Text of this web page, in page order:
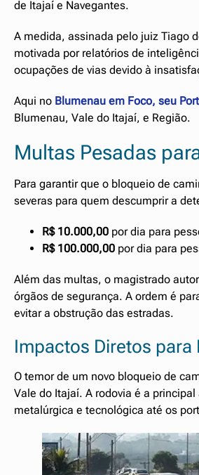
de Itajaí e Navegantes.
A medida, assinada pelo juiz Tiago
motivada por relatórios de
ocupações de vias devido à
Aqui no Blumenau em Foco, seu
Blumenau, Vale do Itajaí, e Região.
Multas Pesadas
Para garantir que o bloqueio de
severas para quem descumprir a
R$ 10.000,00 por dia para
R$ 100.000,00 por dia para
Além das multas, o magistrado
órgãos de segurança. A ordem é
evitar a obstrução das estradas.
Impactos Diretos para
O temor de um novo bloqueio de
Vale do Itajaí. A rodovia é a
metalúrgica e tecnológica até os